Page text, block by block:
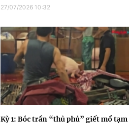
27/07/2026 10:32
Kỳ 1: Bóc trần “thủ phủ” giết mổ tạm